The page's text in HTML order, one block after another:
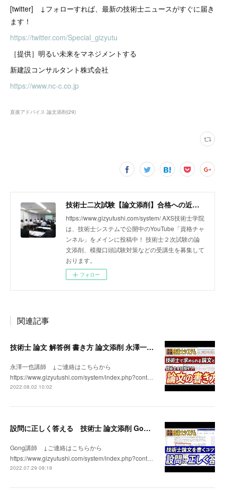
[twitter] ↓フォローすれば、最新の技術士ニュースがすぐに届き
ます！
https://twitter.com/Special_gizyutu
［提供］明るい未来をマネジメントする
新建設コンサルタント株式会社
https://www.nc-c.co.jp
直接アドバイス 論文添削(29)
技術士二次試験【論文添削】合格への近道｜技術士システム運営｜YouTube 資格チャンネル
https://www.gizyutushi.com/system/ AXS技術士学院
は、技術士システムで公開中のYouTube「資格チャ
ンネル」をメインに投稿中！ 技術士２次試験の論
文添削、模擬口頭試験対策などの受講生を募集して
おります。
フォロー
関連記事
技術士 論文 解答例 書き方 論文添削 永澤一也講師 技術士システム 二次試験 対策
永澤一也講師 ↓ご連絡はこちらから
https://www.gizyutushi.com/system/index.php?cont…
2022.08.02 10:02
設問に正しく答える 技術士 論文添削 Gong講師 技術士システム
Gong講師 ↓ご連絡はこちらから
https://www.gizyutushi.com/system/index.php?cont…
2022.07.29 09:19